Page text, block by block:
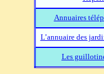
Annuaires
L’annuaire des
Les